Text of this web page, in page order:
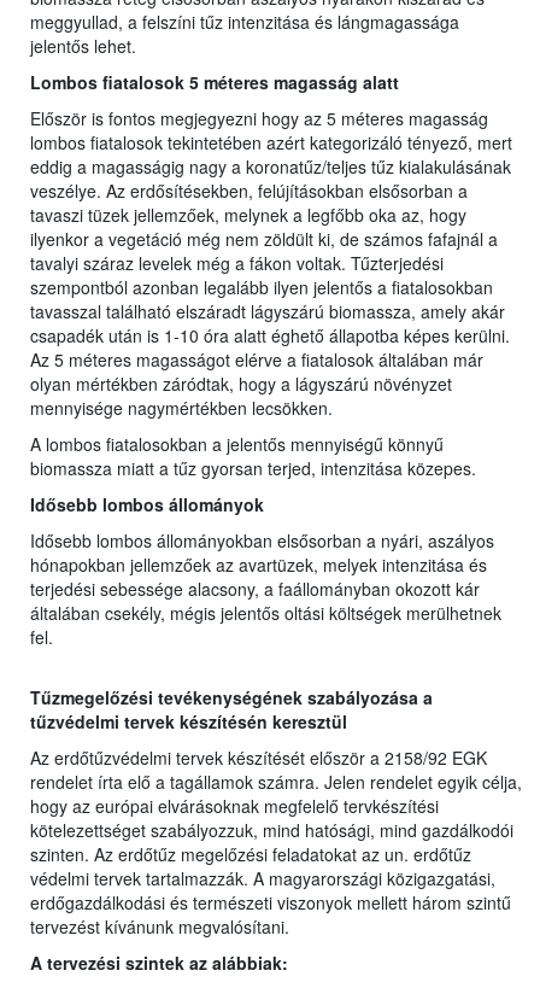
meggyullad, a felszíni tűz intenzitása és lángmagassága
jelentős lehet.
Lombos fiatalosok 5 méteres magasság alatt
Először is fontos megjegyezni hogy az 5 méteres magasság
lombos fiatalosok tekintetében azért kategorizáló tényező, mert
eddig a magasságig nagy a koronatűz/teljes tűz kialakulásának
veszélye. Az erdősítésekben, felújításokban elsősorban a
tavaszi tüzek jellemzőek, melynek a legfőbb oka az, hogy
ilyenkor a vegetáció még nem zöldült ki, de számos fafajnál a
tavalyi száraz levelek még a fákon voltak. Tűzterjedési
szempontból azonban legalább ilyen jelentős a fiatalosokban
tavasszal található elszáradt lágyszárú biomassza, amely akár
csapadék után is 1-10 óra alatt éghető állapotba képes kerülni.
Az 5 méteres magasságot elérve a fiatalosok általában már
olyan mértékben záródtak, hogy a lágyszárú növényzet
mennyisége nagymértékben lecsökken.
A lombos fiatalosokban a jelentős mennyiségű könnyű
biomassza miatt a tűz gyorsan terjed, intenzitása közepes.
Idősebb lombos állományok
Idősebb lombos állományokban elsősorban a nyári, aszályos
hónapokban jellemzőek az avartüzek, melyek intenzitása és
terjedési sebessége alacsony, a faállományban okozott kár
általában csekély, mégis jelentős oltási költségek merülhetnek
fel.
Tűzmegelőzési tevékenységének szabályozása a
tűzvédelmi tervek készítésén keresztül
Az erdőtűzvédelmi tervek készítését először a 2158/92 EGK
rendelet írta elő a tagállamok számra. Jelen rendelet egyik célja,
hogy az európai elvárásoknak megfelelő tervkészítési
kötelezettséget szabályozzuk, mind hatósági, mind gazdálkodói
szinten. Az erdőtűz megelőzési feladatokat az un. erdőtűz
védelmi tervek tartalmazzák. A magyarországi közigazgatási,
erdőgazdálkodási és természeti viszonyok mellett három szintű
tervezést kívánunk megvalósítani.
A tervezési szintek az alábbiak: